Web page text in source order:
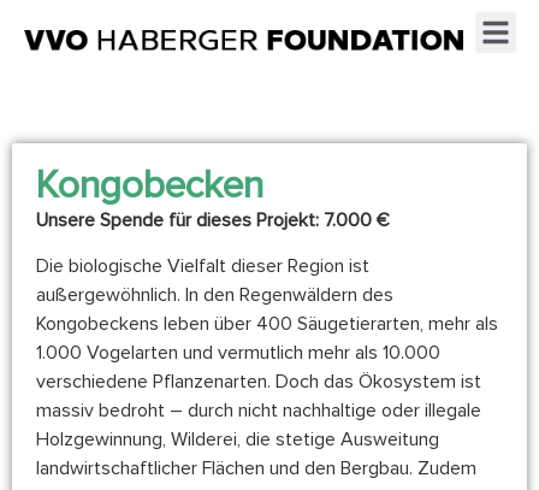
Kongobecken
Unsere Spende für dieses Projekt: 7.000 €
Die biologische Vielfalt dieser Region ist
außergewöhnlich. In den Regenwäldern des
Kongobeckens leben über 400 Säugetierarten, mehr als
1.000 Vogelarten und vermutlich mehr als 10.000
verschiedene Pflanzenarten. Doch das Ökosystem ist
massiv bedroht – durch nicht nachhaltige oder illegale
Holzgewinnung, Wilderei, die stetige Ausweitung
landwirtschaftlicher Flächen und den Bergbau. Zudem